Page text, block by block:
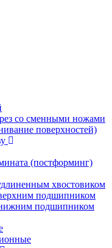
со сменными ножами
поверхностей)
(постформинг)
хвостовиком
подшипником
подшипником